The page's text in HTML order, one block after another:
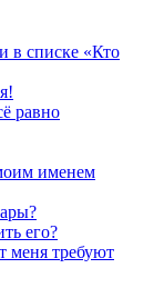
в списке «Кто
равно
именем
его?
меня требуют